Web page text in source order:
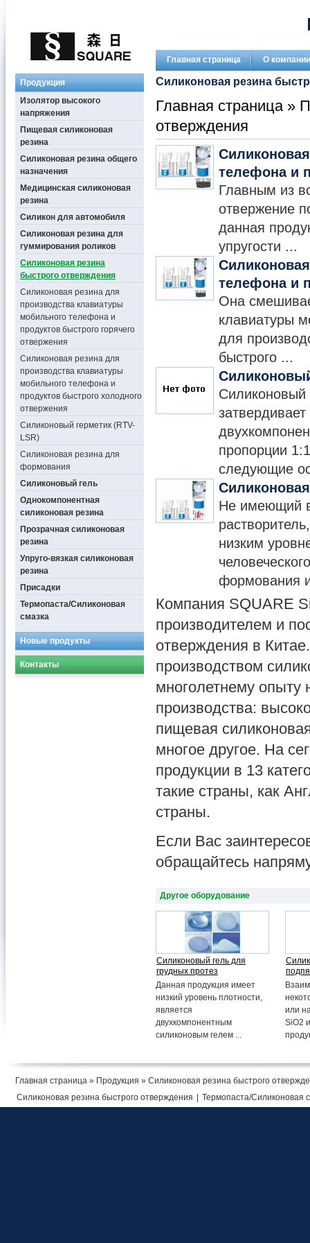
Главная страница О компании
Продукция
Изолятор высокого
напряжения
Пищевая силиконовая
резина
Силиконовая резина общего
назначения
Медицинская силиконовая
резина
Силикон для автомобиля
Силиконовая резина для
гуммирования роликов
Силиконовая резина
быстрого отверждения
Силиконовая резина для
производства клавиатуры
мобильного телефона и
продуктов быстрого горячего
отвержения
Силиконовая резина для
производства клавиатуры
мобильного телефона и
продуктов быстрого холодного
отвержения
Силиконовый герметик (RTV-
LSR)
Силиконовая резина для
формования
Силиконовый гель
Однокомпонентная
силиконовая резина
Прозрачная силиконовая
резина
Упруго-вязкая силиконовая
резина
Присадки
Термопаста/Силиконовая
смазка
Новые продукты
Контакты
Силиконовая резина
Главная страница»
отверждения
телефона и
Главным из
отвержение
данная
упругости ...
телефона и
Она
клавиатуры
для
быстрого ...
Силиконовый
пропорции
следующие
Не имеющий
низким
формования
Компания SQUARE
производителем и
отверждения в
производством
многолетнему опыту
производства:
пищевая
многое другое. На
продукции в 13
такие страны, как
страны.
Если Вас
обращайтесь
Другое оборудование
Силиконовый гель для
грудных протез
Данная продукция имеет
низкий уровень плотности,
является
двухкомпонентным
силиконовым гелем ...
или
SiO2
Главная страница » Продукция » Силиконовая резина быстрого
Силиконовая резина быстрого отверждения
Термопаста/Силиконовая